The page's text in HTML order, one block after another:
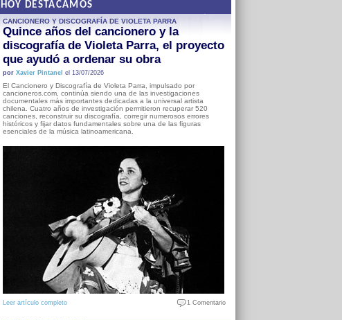
HOY DESTACAMOS
CANCIONERO Y DISCOGRAFÍA DE VIOLETA PARRA
Quince años del cancionero y la
discografía de Violeta Parra, el proyecto
que ayudó a ordenar su obra
por Xavier Pintanel el 13/07/2026
El Cancionero y Discografía de Violeta Parra, impulsado por
cancioneros.com, continúa siendo una de las investigaciones
documentales más importantes dedicadas a la universal artista
chilena. Cuatro años de investigación permitieron recuperar 520
canciones, reconstruir su discografía, corregir numerosos errores
históricos y fijar datos fundamentales sobre una de las figuras
esenciales de la música latinoamericana.
Leer artículo completo 1 Comentario